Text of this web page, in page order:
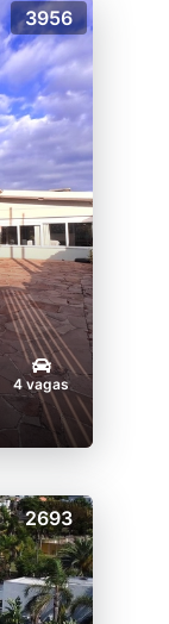
3956
4 vagas
2693